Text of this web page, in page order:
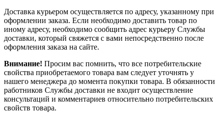
Доставка курьером осуществляется по адресу, указанному при
оформлении заказа. Если необходимо доставить товар по
иному адресу, необходимо сообщить адрес курьеру Службы
доставки, который свяжется с вами непосредственно после
оформления заказа на сайте.
Внимание! Просим вас помнить, что все потребительские
свойства приобретаемого товара вам следует уточнять у
нашего менеджера до момента покупки товара. В обязанности
работников Службы доставки не входит осуществление
консультаций и комментариев относительно потребительских
свойств товара.